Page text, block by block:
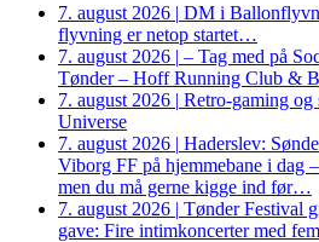
7. august 2026 | DM i
flyvning er netop startet…
7. august 2026 | – Tag med på
Tønder – Hoff Running Club &
7. august 2026 | Retro-gaming og
Universe
7. august 2026 | Haderslev:
Viborg FF på hjemmebane i dag
men du må gerne kigge ind før…
7. august 2026 | Tønder Festival
gave: Fire intimkoncerter med